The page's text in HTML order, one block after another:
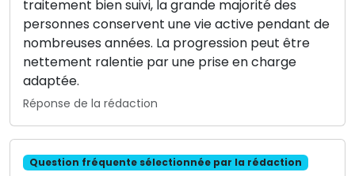
traitement bien suivi, la grande majorité des
personnes conservent une vie active pendant de
nombreuses années. La progression peut être
nettement ralentie par une prise en charge
adaptée.
Réponse de la rédaction
Question fréquente sélectionnée par la rédaction